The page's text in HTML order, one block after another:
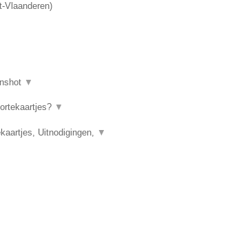
Vlaanderen)
▼
▼
Uitnodigingen, ▼